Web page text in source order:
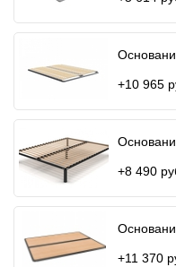
+10 965
+8 490
+11 370